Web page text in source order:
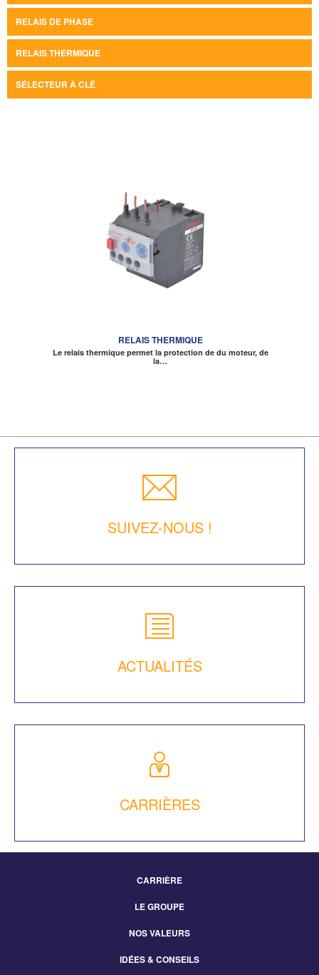
RELAIS DE PHASE
RELAIS THERMIQUE
SÉLECTEUR À CLÉ
RELAIS THERMIQUE
Le relais thermique permet la protection de du moteur, de
la…
SUIVEZ-NOUS !
ACTUALITÉS
CARRIÈRES
CARRIÈRE
LE GROUPE
NOS VALEURS
IDÉES & CONSEILS